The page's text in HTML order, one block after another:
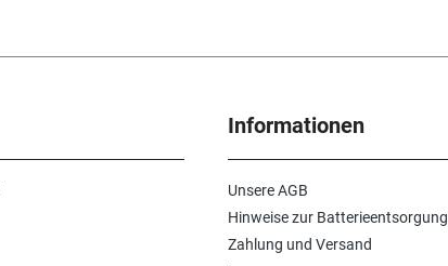
Informationen
Unsere AGB
Hinweise zur Batterieentsorgung
Zahlung und Versand